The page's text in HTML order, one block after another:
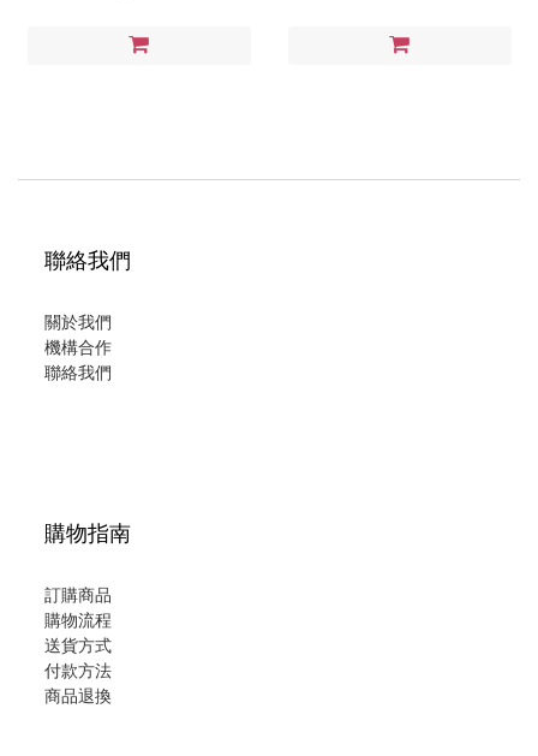
聯絡我們
關於我們
機構合作
聯絡我們
購物指南
訂購商品
購物流程
送貨方式
付款方法
商品退換